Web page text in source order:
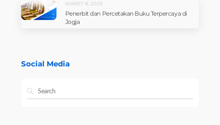
MARET 8, 2025
Penerbit dan Percetakan Buku Terpercaya di
Jogja
Social Media